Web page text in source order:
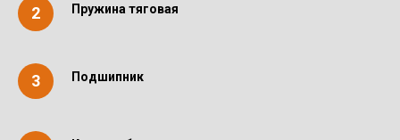
Пружина тяговая
Подшипник